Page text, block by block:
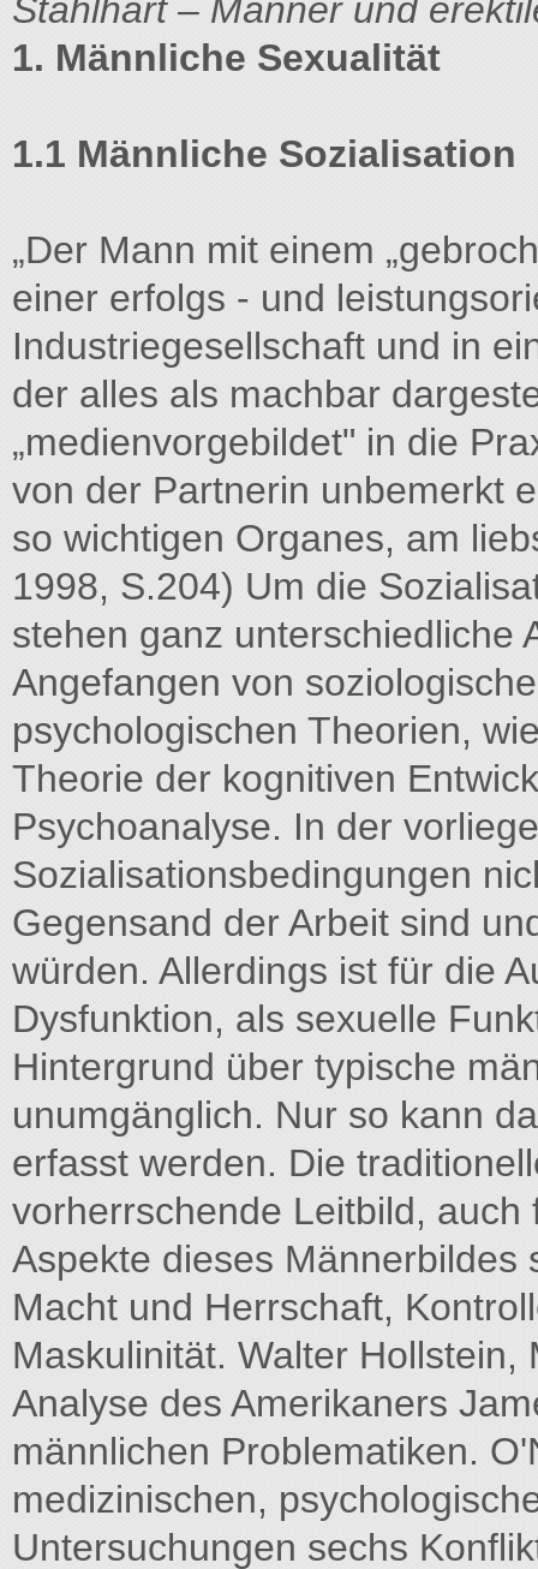
Stahlhart – Männer und
1. Männliche Sexualität
1.1 Männliche Sozialisation
„Der Mann mit einem
einer erfolgs - und
Industriegesellschaft und in
der alles als machbar
„medienvorgebildet" in die
von der Partnerin unbemerkt
so wichtigen Organes, am
1998, S.204) Um die
stehen ganz unterschiedliche
Angefangen von
psychologischen Theorien,
Theorie der kognitiven
Psychoanalyse. In der
Sozialisationsbedingungen
Gegensand der Arbeit sind
würden. Allerdings ist für die
Dysfunktion, als sexuelle
Hintergrund über typische
unumgänglich. Nur so kann
erfasst werden. Die
vorherrschende Leitbild,
Aspekte dieses
Macht und Herrschaft,
Maskulinität. Walter
Analyse des Amerikaners
männlichen Problematiken.
medizinischen,
Untersuchungen sechs